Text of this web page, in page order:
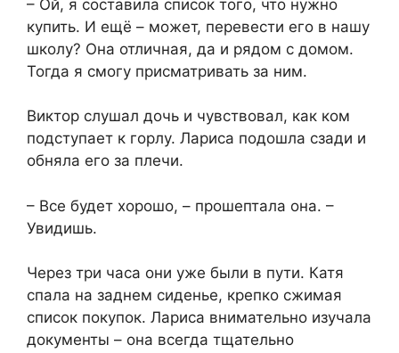
– Ой, я составила список того, что нужно
купить. И ещё – может, перевести его в нашу
школу? Она отличная, да и рядом с домом.
Тогда я смогу присматривать за ним.
Виктор слушал дочь и чувствовал, как ком
подступает к горлу. Лариса подошла сзади и
обняла его за плечи.
– Все будет хорошо, – прошептала она. –
Увидишь.
Через три часа они уже были в пути. Катя
спала на заднем сиденье, крепко сжимая
список покупок. Лариса внимательно изучала
документы – она всегда тщательно